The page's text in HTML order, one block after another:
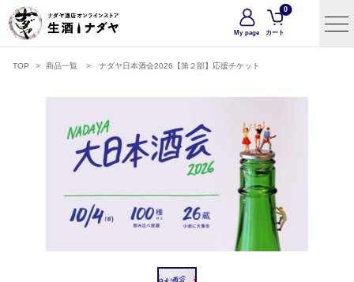
My page カート
0
TOP > 商品一覧 > ナダヤ日本酒会2026【第２部】応援チケット